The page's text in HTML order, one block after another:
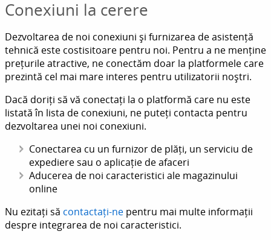
Conexiuni la cerere
Dezvoltarea de noi conexiuni și furnizarea de asistență
tehnică este costisitoare pentru noi. Pentru a ne menține
prețurile atractive, ne conectăm doar la platformele care
prezintă cel mai mare interes pentru utilizatorii noștri.
Dacă doriți să vă conectați la o platformă care nu este
listată în lista de conexiuni, ne puteți contacta pentru
dezvoltarea unei noi conexiuni.
Conectarea cu un furnizor de plăți, un serviciu de
expediere sau o aplicație de afaceri
Aducerea de noi caracteristici ale magazinului
online
Nu ezitați să contactați-ne pentru mai multe informații
despre integrarea de noi caracteristici.